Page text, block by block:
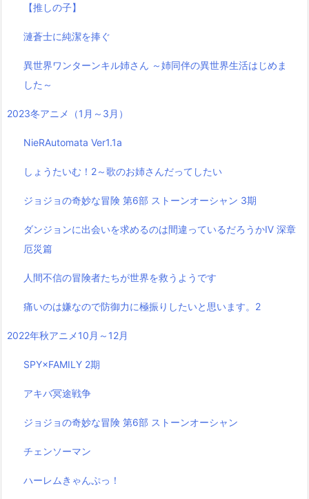
【推しの子】
漣蒼士に純潔を捧ぐ
異世界ワンターンキル姉さん ～姉同伴の異世界生活はじめま
した～
2023冬アニメ（1月～3月）
NieRAutomata Ver1.1a
しょうたいむ！2～歌のお姉さんだってしたい
ジョジョの奇妙な冒険 第6部 ストーンオーシャン 3期
ダンジョンに出会いを求めるのは間違っているだろうかⅣ 深章
厄災篇
人間不信の冒険者たちが世界を救うようです
痛いのは嫌なので防御力に極振りしたいと思います。2
2022年秋アニメ10月～12月
SPY×FAMILY 2期
アキバ冥途戦争
ジョジョの奇妙な冒険 第6部 ストーンオーシャン
チェンソーマン
ハーレムきゃんぷっ！